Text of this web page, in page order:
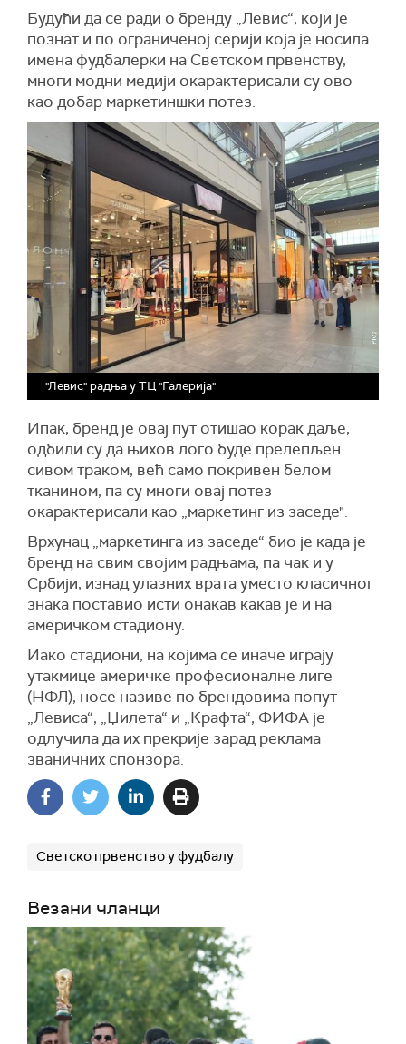
Будући да се ради о бренду „Левис“, који је
познат и по ограниченој серији која је носила
имена фудбалерки на Светском првенству,
многи модни медији окарактерисали су ово
као добар маркетиншки потез.
"Левис" радња у ТЦ "Галерија"
Ипак, бренд је овај пут отишао корак даље,
одбили су да њихов лого буде прелепљен
сивом траком, већ само покривен белом
тканином, па су многи овај потез
окарактерисали као „маркетинг из заседе".
Врхунац „маркетинга из заседе“ био је када је
бренд на свим својим радњама, па чак и у
Србији, изнад улазних врата уместо класичног
знака поставио исти онакав какав је и на
америчком стадиону.
Иако стадиони, на којима се иначе играју
утакмице америчке професионалне лиге
(НФЛ), носе називе по брендовима попут
„Левиса“, „Џилета“ и „Крафта“, ФИФА је
одлучила да их прекрије зарад реклама
званичних спонзора.
Светско првенство у фудбалу
Везани чланци